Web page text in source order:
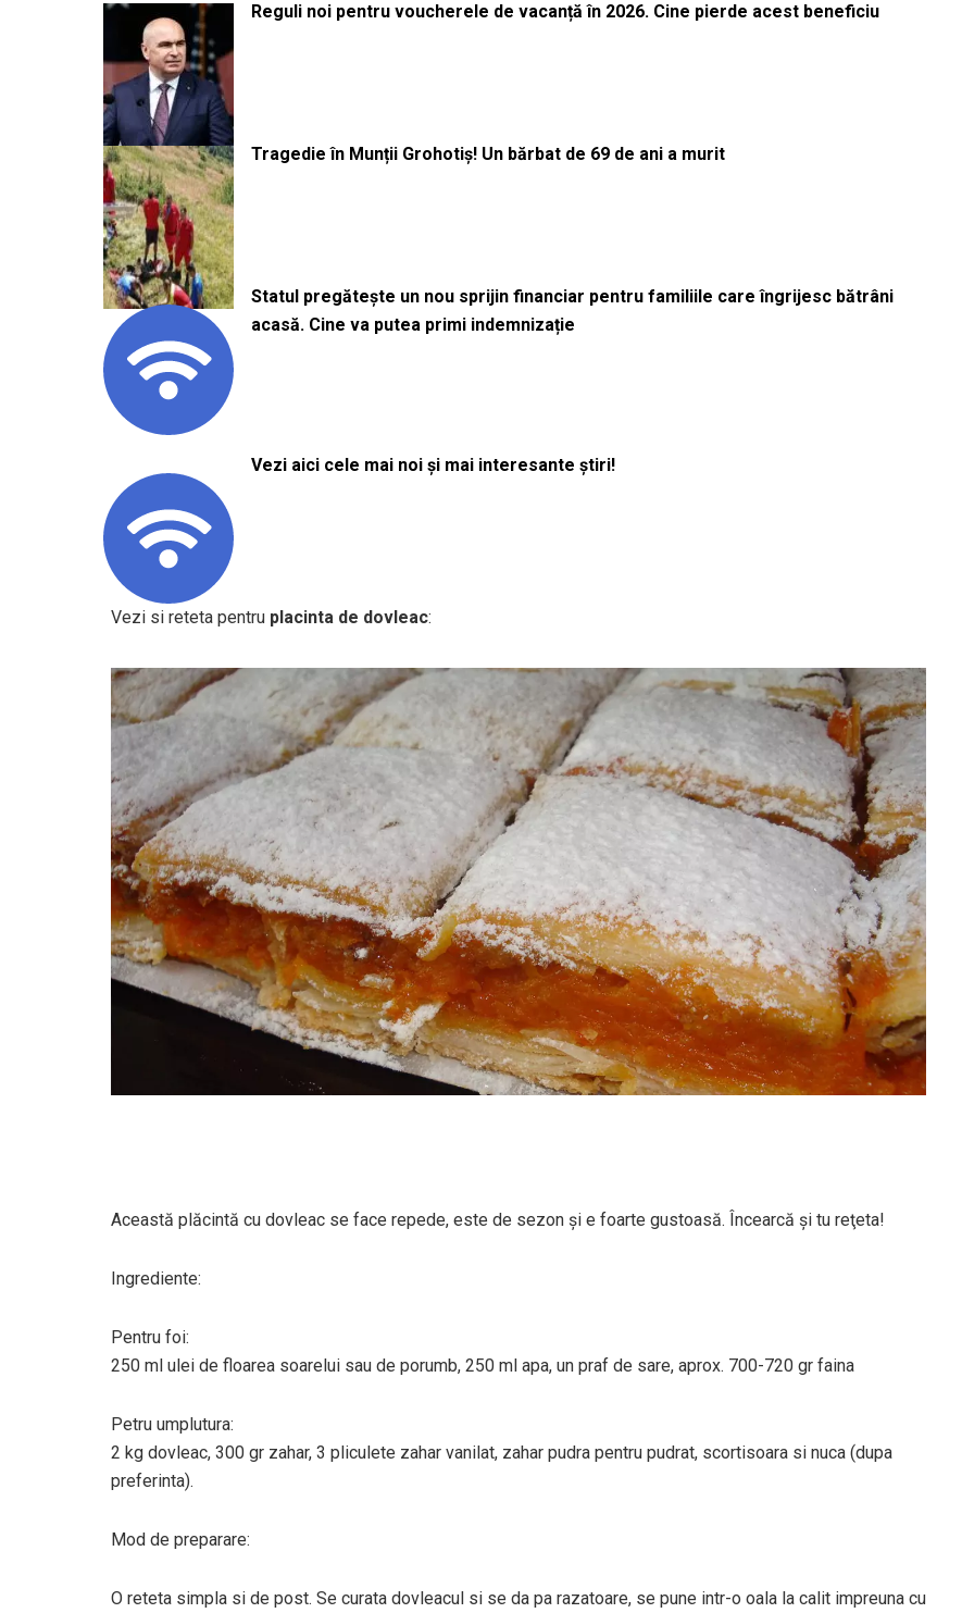
Reguli noi pentru voucherele de vacanță în 2026. Cine pierde acest beneficiu
Tragedie în Munții Grohotiș! Un bărbat de 69 de ani a murit
Statul pregătește un nou sprijin financiar pentru familiile care îngrijesc bătrâni
acasă. Cine va putea primi indemnizație
Vezi aici cele mai noi și mai interesante știri!
Vezi si reteta pentru placinta de dovleac:
Această plăcintă cu dovleac se face repede, este de sezon şi e foarte gustoasă. Încearcă şi tu reţeta!
Ingrediente:
Pentru foi:
250 ml ulei de floarea soarelui sau de porumb, 250 ml apa, un praf de sare, aprox. 700-720 gr faina
Petru umplutura:
2 kg dovleac, 300 gr zahar, 3 pliculete zahar vanilat, zahar pudra pentru pudrat, scortisoara si nuca (dupa
preferinta).
Mod de preparare:
O reteta simpla si de post. Se curata dovleacul si se da pa razatoare, se pune intr-o oala la calit impreuna cu